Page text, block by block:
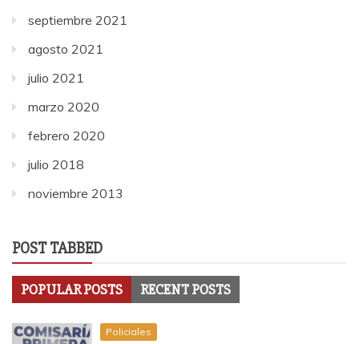
septiembre 2021
agosto 2021
julio 2021
marzo 2020
febrero 2020
julio 2018
noviembre 2013
POST TABBED
POPULAR POSTS RECENT POSTS
Policiales